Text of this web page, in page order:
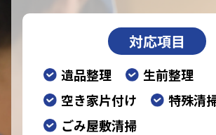
対応項目
遺品整理
生前整理
空き家片付け
特殊清
ごみ屋敷清掃